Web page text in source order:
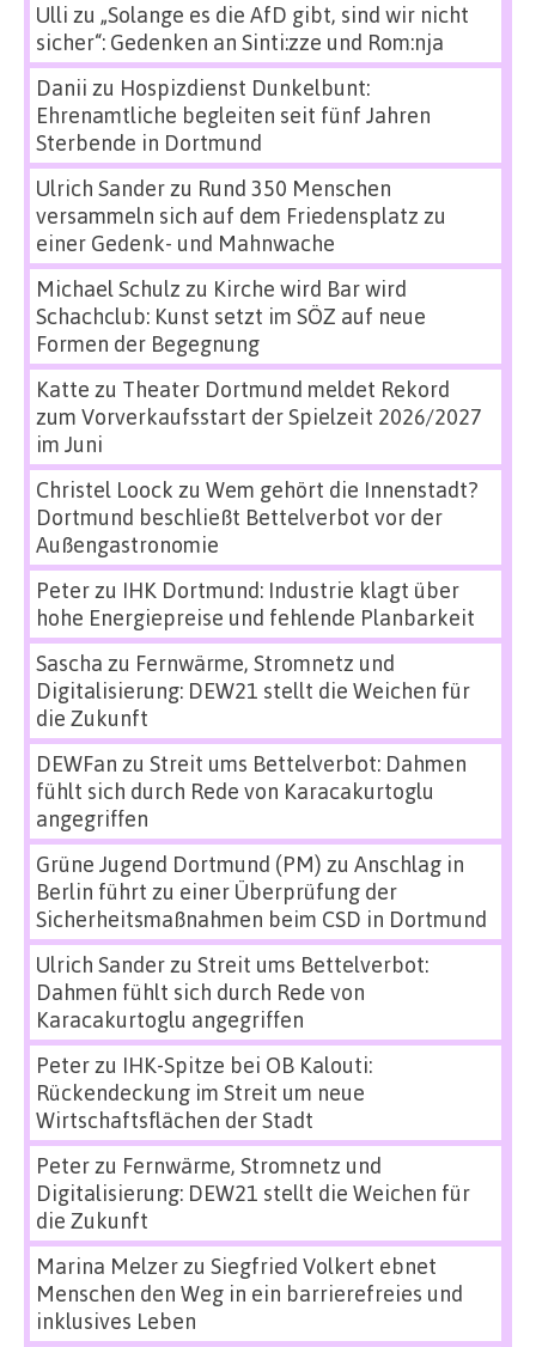
Ulli zu „Solange es die AfD gibt, sind wir nicht
sicher“: Gedenken an Sinti:zze und Rom:nja
Danii zu Hospizdienst Dunkelbunt:
Ehrenamtliche begleiten seit fünf Jahren
Sterbende in Dortmund
Ulrich Sanderzu Rund 350 Menschen
versammeln sich auf dem Friedensplatz zu
einer Gedenk- und Mahnwache
Michael Schulz zu Kirche wird Bar wird
Schachclub: Kunst setzt im SÖZ auf neue
Formen der Begegnung
Katte zu Theater Dortmund meldet Rekord
zum Vorverkaufsstart der Spielzeit 2026/2027
im Juni
Christel Loock zu Wem gehört die Innenstadt?
Dortmund beschließt Bettelverbot vor der
Außengastronomie
Peterzu IHK Dortmund: Industrie klagt über
hohe Energiepreise und fehlende Planbarkeit
Sascha zu Fernwärme, Stromnetz und
Digitalisierung: DEW21 stellt die Weichen für
die Zukunft
DEWFan zu Streit ums Bettelverbot: Dahmen
fühlt sich durch Rede von Karacakurtoglu
angegriffen
Grüne Jugend Dortmund (PM) zu Anschlag in
Berlin führt zu einer Überprüfung der
Sicherheitsmaßnahmen beim CSD in Dortmund
Ulrich Sanderzu Streit ums Bettelverbot:
Dahmen fühlt sich durch Rede von
Karacakurtoglu angegriffen
Peterzu IHK-Spitze bei OB Kalouti:
Rückendeckung im Streit um neue
Wirtschaftsflächen der Stadt
Peterzu Fernwärme, Stromnetz und
Digitalisierung: DEW21 stellt die Weichen für
die Zukunft
Marina Melzerzu Siegfried Volkert ebnet
Menschen den Weg in ein barrierefreies und
inklusives Leben